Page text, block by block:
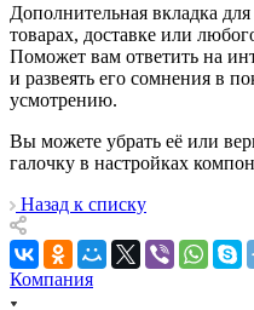
Дополнительная вкладка
товарах, доставке или
Поможет вам ответить на
и развеять его сомнения в
усмотрению.
Вы можете убрать её или
галочку в настройках
Назад к списку
Компания